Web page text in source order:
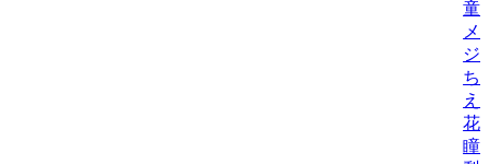
童
メ
ジ
ち
え
花
瞳/